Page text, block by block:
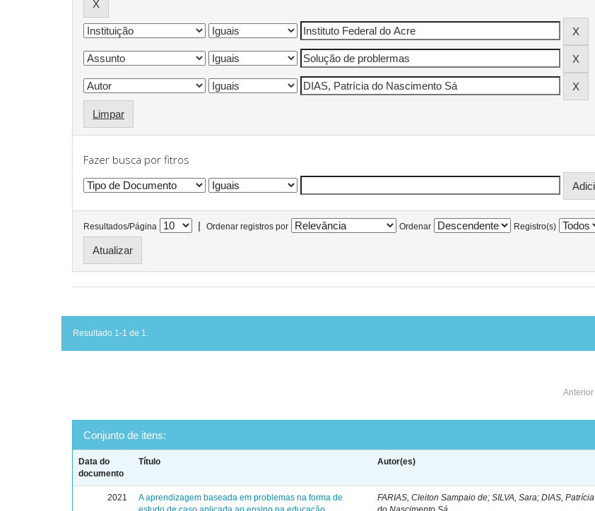
Limpar
Fazer busca por fitros
Resultados/Página | Ordenar registros por Ordenar Registro(s)
Resultado 1-1 de 1.
Anterior
Conjunto de itens:
Data do
documento
Título Autor(es)
2021
A aprendizagem baseada em problemas na forma de
FARIAS, Cleiton Sampaio de; SILVA, Sara; DIAS, Patrícia